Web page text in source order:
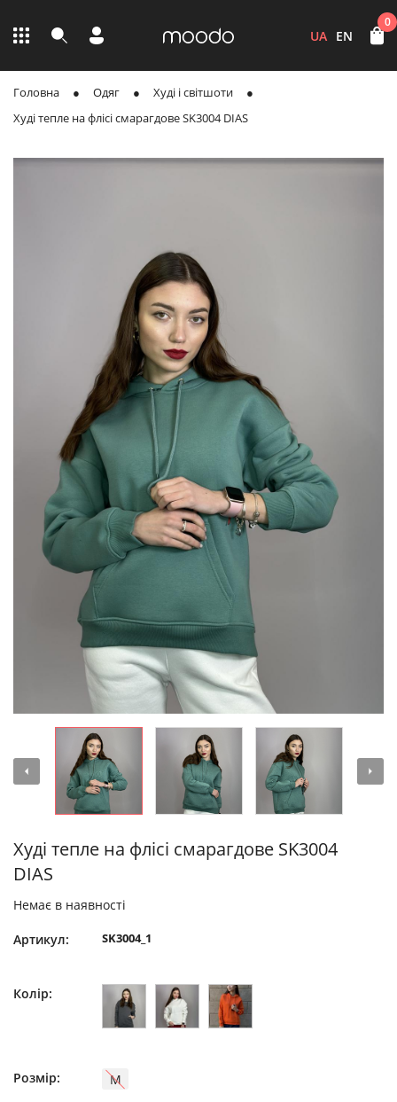
UA EN
0
Головна Одяг
Худі і світшоти
Худі тепле на флісі смарагдове SK3004 DIAS
Худі тепле на флісі смарагдове SK3004
DIAS
Немає в наявності
Артикул: SK3004_1
Колір:
Розмір: M